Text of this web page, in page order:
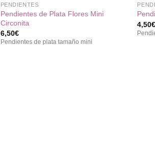
PENDIENTES
Pendientes de Plata Flores Mini
Circonita
6,50€
Pendientes de plata tamaño mini
4,50